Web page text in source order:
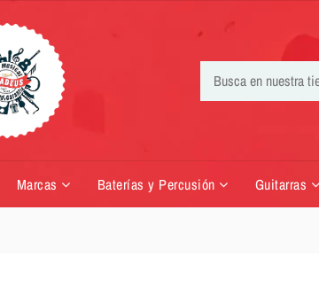
Marcas Baterías y Percusión Guitarras